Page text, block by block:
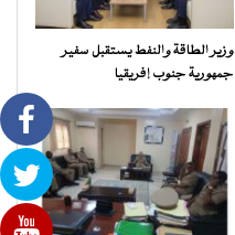
وزير الطاقة والنفط يستقبل سفير
جمهورية جنوب إفريقيا